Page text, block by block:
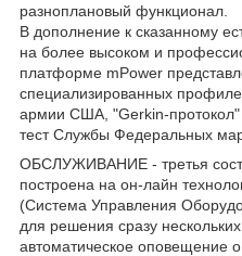
разноплановый функционал.
В дополнение к сказанному
на более высоком и
платформе mPower
специализированных
армии США, "Gerkin-
тест Службы Федеральных
ОБСЛУЖИВАНИЕ - третья
построена на он-лайн
(Система Управления
для решения сразу
автоматическое оповещение